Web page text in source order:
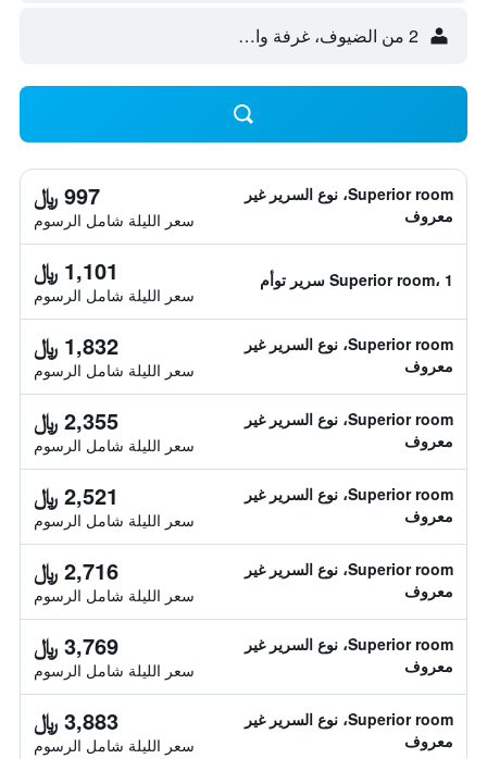
2 من الضيوف، غرفة واحدة
Superior room، نوع السرير غير
معروف
997 ﷼
سعر الليلة شامل الرسوم
Superior room، 1 سرير توأم 1,101 ﷼
سعر الليلة شامل الرسوم
Superior room، نوع السرير غير
معروف
1,832 ﷼
سعر الليلة شامل الرسوم
Superior room، نوع السرير غير
معروف
2,355 ﷼
سعر الليلة شامل الرسوم
Superior room، نوع السرير غير
معروف
2,521 ﷼
سعر الليلة شامل الرسوم
Superior room، نوع السرير غير
معروف
2,716 ﷼
سعر الليلة شامل الرسوم
Superior room، نوع السرير غير
معروف
3,769 ﷼
سعر الليلة شامل الرسوم
Superior room، نوع السرير غير
معروف
3,883 ﷼
سعر الليلة شامل الرسوم